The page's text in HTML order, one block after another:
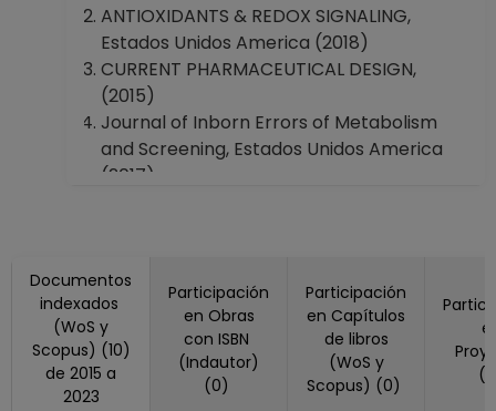
ANTIOXIDANTS & REDOX SIGNALING,
Estados Unidos America (2018)
CURRENT PHARMACEUTICAL DESIGN,
(2015)
Journal of Inborn Errors of Metabolism
and Screening, Estados Unidos America
(2017)
Neuromethods, Estados Unidos America
(2019)
Neuroscience, Reino Unido (2019)
NEUROTOXICITY RESEARCH, Estados
Unidos America (2020, 2023)
Documentos
indexados
(WoS y
Scopus) (10)
de 2015 a
2023
Participación
en Obras
con ISBN
(Indautor)
(0)
Participación
en Capítulos
de libros
(WoS y
Scopus) (0)